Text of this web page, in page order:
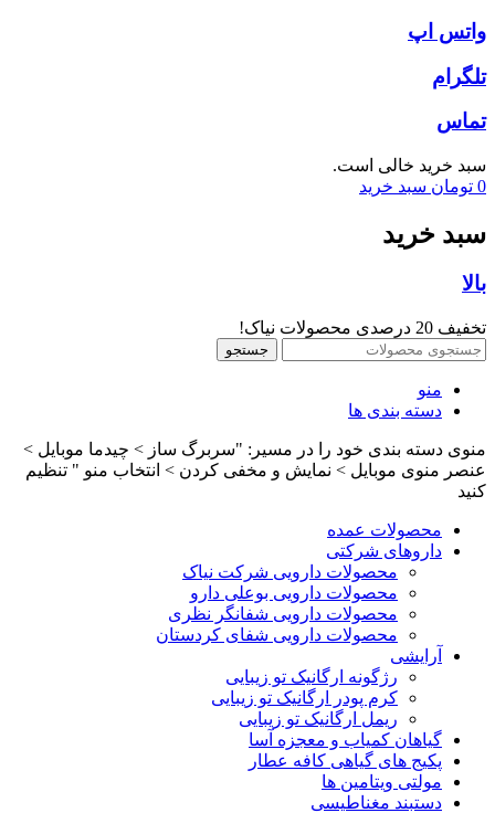
واتس اپ
تلگرام
تماس
سبد خرید خالی است.
0 تومان سبد خرید
سبد خرید
بالا
تخفیف 20 درصدی محصولات نیاک!
جستجو
منو
دسته بندی ها
منوی دسته بندی خود را در مسیر: "سربرگ ساز > چیدما موبایل >
عنصر منوی موبایل > نمایش و مخفی کردن > انتخاب منو " تنظیم
کنید
محصولات عمده
داروهای شرکتی
محصولات دارویی شرکت نیاک
محصولات دارویی بوعلی دارو
محصولات دارویی شفانگر نظری
محصولات دارویی شفای کردستان
آرایشی
رژگونه ارگانیک تو زیبایی
کرم پودر ارگانیک تو زیبایی
ریمل ارگانیک تو زیبایی
گیاهان کمیاب و معجزه آسا
پکیج های گیاهی کافه عطار
مولتی ویتامین ها
دستبند مغناطیسی